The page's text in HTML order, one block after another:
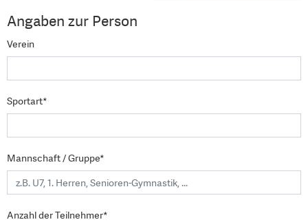
Angaben zur Person
Verein
Sportart*
Mannschaft / Gruppe*
Anzahl der Teilnehmer*